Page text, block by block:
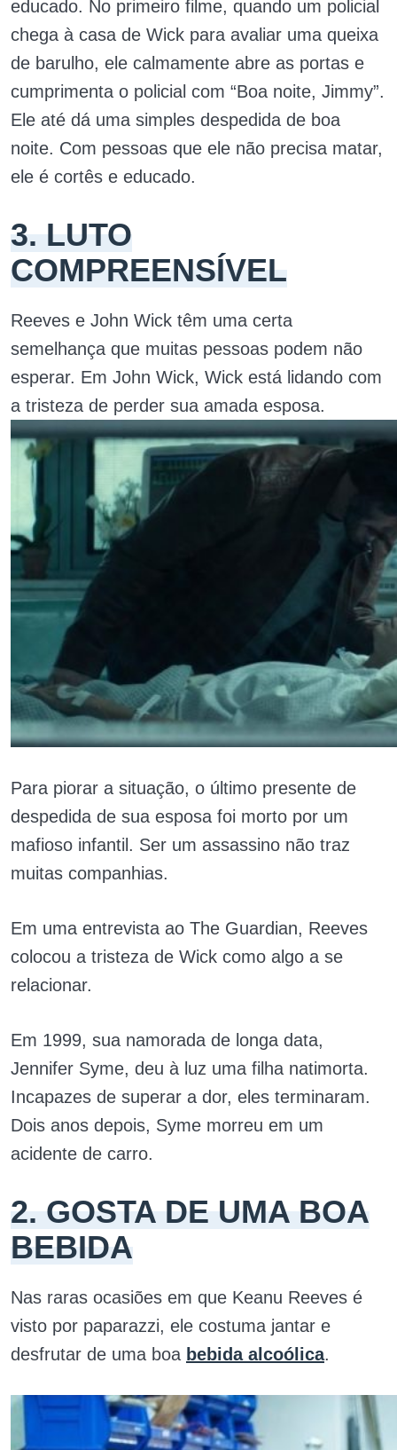
educado. No primeiro filme, quando um policial
chega à casa de Wick para avaliar uma queixa
de barulho, ele calmamente abre as portas e
cumprimenta o policial com “Boa noite, Jimmy”.
Ele até dá uma simples despedida de boa
noite. Com pessoas que ele não precisa matar,
ele é cortês e educado.
3. LUTO
COMPREENSÍVEL
Reeves e John Wick têm uma certa
semelhança que muitas pessoas podem não
esperar. Em John Wick, Wick está lidando com
a tristeza de perder sua amada esposa.
Para piorar a situação, o último presente de
despedida de sua esposa foi morto por um
mafioso infantil. Ser um assassino não traz
muitas companhias.
Em uma entrevista ao The Guardian, Reeves
colocou a tristeza de Wick como algo a se
relacionar.
Em 1999, sua namorada de longa data,
Jennifer Syme, deu à luz uma filha natimorta.
Incapazes de superar a dor, eles terminaram.
Dois anos depois, Syme morreu em um
acidente de carro.
2. GOSTA DE UMA BOA
BEBIDA
Nas raras ocasiões em que Keanu Reeves é
visto por paparazzi, ele costuma jantar e
desfrutar de uma boa bebida alcoólica.